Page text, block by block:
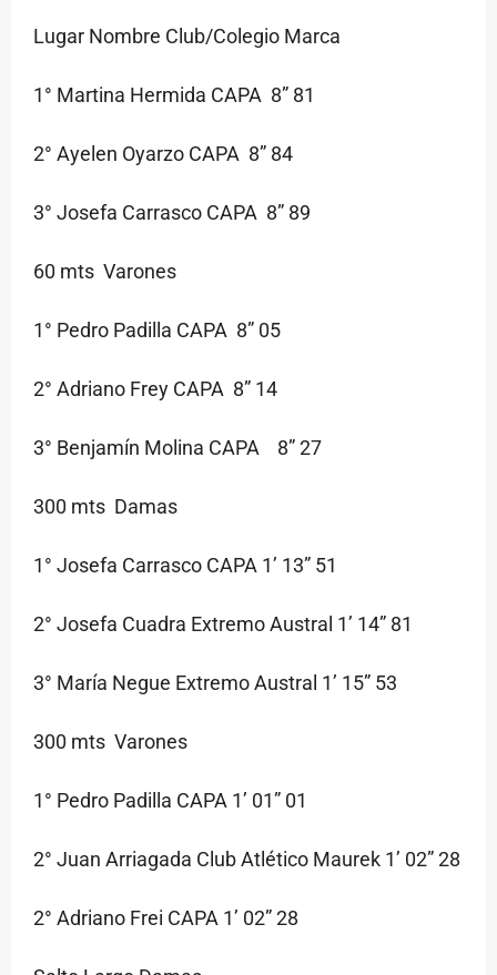
Lugar Nombre Club/Colegio Marca
1° Martina Hermida CAPA 8” 81
2° Ayelen Oyarzo CAPA 8” 84
3° Josefa Carrasco CAPA 8” 89
60 mts Varones
1° Pedro Padilla CAPA 8” 05
2° Adriano Frey CAPA 8” 14
3° Benjamín Molina CAPA 8” 27
300 mts Damas
1° Josefa Carrasco CAPA 1’ 13” 51
2° Josefa Cuadra Extremo Austral 1’ 14” 81
3° María Negue Extremo Austral 1’ 15” 53
300 mts Varones
1° Pedro Padilla CAPA 1’ 01” 01
2° Juan Arriagada Club Atlético Maurek 1’ 02” 28
2° Adriano Frei CAPA 1’ 02” 28